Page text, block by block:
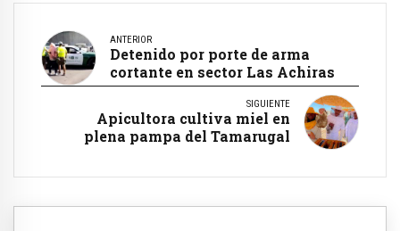
ANTERIOR
Detenido por porte de arma
cortante en sector Las Achiras
SIGUIENTE
Apicultora cultiva miel en
plena pampa del Tamarugal